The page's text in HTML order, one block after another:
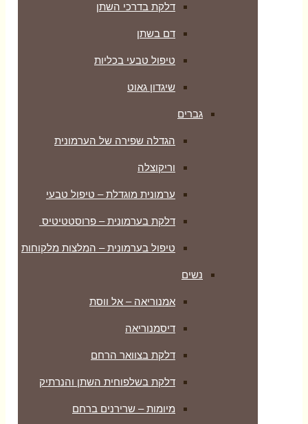
דלקת בדרכי השתן
דם בשתן
טיפול טבעי בכליות
שיגדון גאוט
גברים
הגדלה שפירה של הערמונית
וריקוצלה
ערמונית מוגדלת – טיפול טבעי
דלקת בערמונית – פרוסטטיטיס
טיפול בערמונית – המלצות מלקוחות
נשים
אמנוריאה – אל ווסת
דיסמנוריאה
דלקת בצוואר הרחם
דלקת בשלפוחית השתן והנרתיק
מיומות – שרירנים ברחם